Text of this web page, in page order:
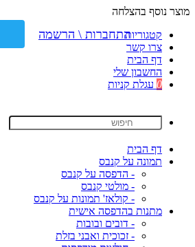
מוצר נוסף בהצלחה
קטגוריות
צרו קשר
דף הבית
החשבון שלי
0 עגלת קניות
דף הבית
תמונה על קנבס
- הדפסה על קנבס
- מולטי קנבס
- קולאז' תמונות על קנבס
מתנות בהדפסה אישית
- דובים ובובות
- זכוכית ואבני בזלת
התחברות \ הרשמה